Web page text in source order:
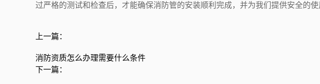
过严格的测试和检查后，才能确保消防管的安装顺利完成，并为我们提供安全的使
上一篇：
消防资质怎么办理需要什么条件
下一篇：